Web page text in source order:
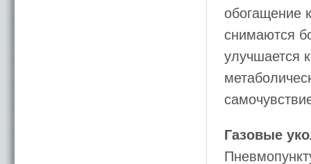
обогащение
снимаются
улучшается
Газовые